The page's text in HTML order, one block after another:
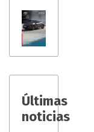
Últimas
noticias